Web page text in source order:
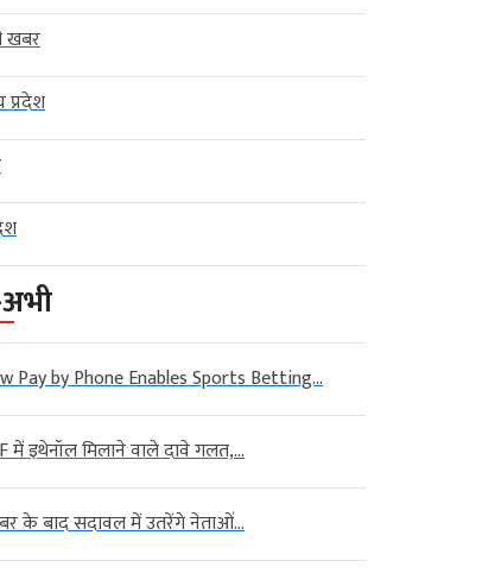
खबर
प्रदेश
Pay by Phone Enables Sports Betting...
में इथेनॉल मिलाने वाले दावे गलत,...
के बाद सदावल में उतरेंगे नेताओं...